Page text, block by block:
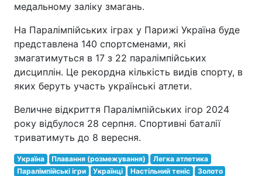
медальному заліку змагань.
На Паралімпійських іграх у Парижі Україна буде
представлена 140 спортсменами, які
змагатимуться в 17 з 22 паралімпійських
дисциплін. Це рекордна кількість видів спорту, в
яких беруть участь українські атлети.
Величне відкриття Паралімпійських ігор 2024
року відбулося 28 серпня. Спортивні баталії
триватимуть до 8 вересня.
Україна Плавання (розмежування)
Легка атлетика
Паралімпійські ігри
Українці Настільний теніс
Золото